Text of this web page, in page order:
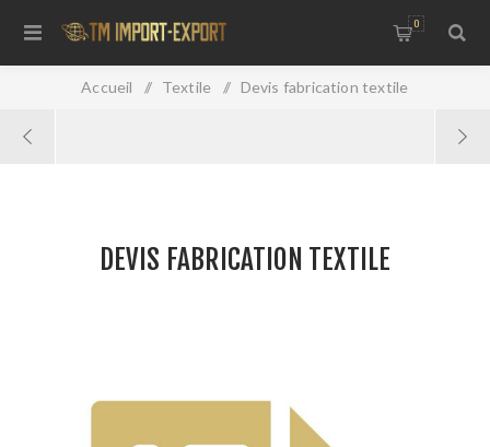
0
Accueil / Textile / Devis fabrication textile
DEVIS FABRICATION TEXTILE